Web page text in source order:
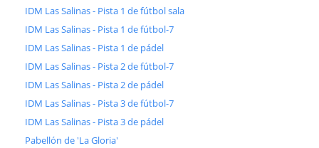
IDM Las Salinas - Pista 1 de fútbol sala
IDM Las Salinas - Pista 1 de fútbol-7
IDM Las Salinas - Pista 1 de pádel
IDM Las Salinas - Pista 2 de fútbol-7
IDM Las Salinas - Pista 2 de pádel
IDM Las Salinas - Pista 3 de fútbol-7
IDM Las Salinas - Pista 3 de pádel
Pabellón de 'La Gloria'